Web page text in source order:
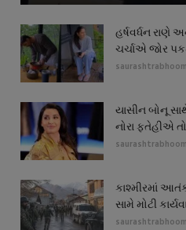
હર્ષવર્ધન રાણે
ચર્ચાએ જોર
યાસીન બોનૂ
નોરા ફતેહીએ
કાશ્મીરમાં
સામે મોટી